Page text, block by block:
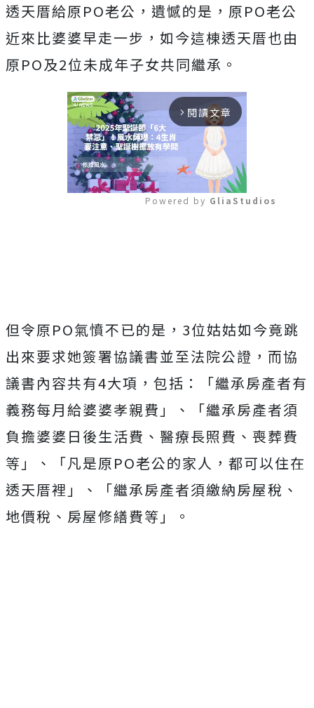
透天厝給原PO老公，遺憾的是，原PO老公
近來比婆婆早走一步，如今這棟透天厝也由
原PO及2位未成年子女共同繼承。
arrow_forward_ios 閱讀文章
Powered by GliaStudios
但令原PO氣憤不已的是，3位姑姑如今竟跳
出來要求她簽署協議書並至法院公證， 而協
議書內容共有4大項，包括：「繼承房產者有
義務每月給婆婆孝親費」、「繼承房產者須
負擔婆婆日後生活費、醫療長照費、喪葬費
等」、「凡是原PO老公的家人，都可以住在
透天厝裡」、「繼承房產者須繳納房屋稅、
地價稅、房屋修繕費等」。